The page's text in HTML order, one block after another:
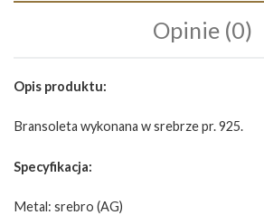
Opinie (0)
Opis produktu:
Bransoleta wykonana w srebrze pr. 925.
Specyfikacja:
Metal: srebro (AG)